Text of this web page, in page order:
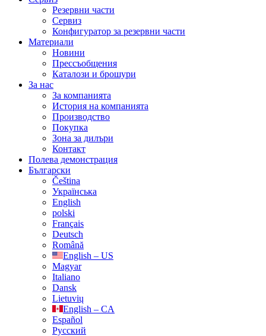
Резервни части
Сервиз
Конфигуратор за резервни части
Материали
Новини
Прессъобщения
Каталози и брошури
За нас
За компанията
История на компанията
Производство
Покупка
Зона за дилъри
Контакт
Полева демонстрация
Български
Čeština
Українська
English
polski
Français
Deutsch
Română
English – US
Magyar
Italiano
Dansk
Lietuvių
English – CA
Español
Русский